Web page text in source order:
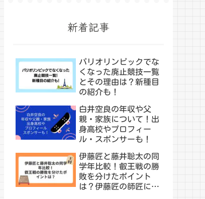
新着記事
パリオリンピックでな
くなった廃止競技一覧
とその理由は？新種目
の紹介も！
白井空良の年収や父
親・家族について！出
身高校やプロフィー
ル・スポンサーも！
伊藤匠と藤井聡太の同
学年比較！叡王戦の勝
敗を分けたポイント
は？伊藤匠の師匠につ